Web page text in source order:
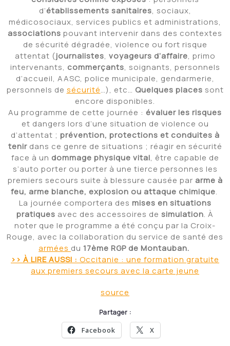
d’établissements sanitaires, sociaux,
médicosociaux, services publics et administrations,
associations pouvant intervenir dans des contextes
de sécurité dégradée, violence ou fort risque
attentat (journalistes, voyageurs d’affaire, primo
intervenants, commerçants, soignants, personnels
d’accueil, AASC, police municipale, gendarmerie,
personnels de sécurité…), etc… Quelques places sont
encore disponibles.
Au programme de cette journée : évaluer les risques
et dangers lors d’une situation de violence ou
d’attentat ; prévention, protections et conduites à
tenirdans ce genre de situations ; réagir en sécurité
face à un dommage physique vital, être capable de
s’auto porter ou porter à une tierce personnes les
premiers secours suite à blessure causée par arme à
feu, arme blanche, explosion ou attaque chimique.
La journée comportera des mises en situations
pratiques avec des accessoires de simulation. À
noter que le programme a été conçu par la Croix-
Rouge, avec la collaboration du service de santé des
armées du 17ème RGP de Montauban.
>> À LIRE AUSSI : Occitanie : une formation gratuite
aux premiers secours avec la carte jeune
source
Partager :
Facebook X